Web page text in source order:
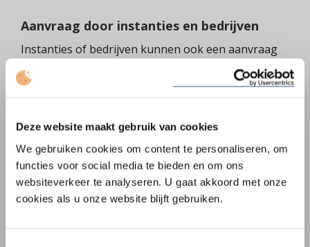
Deze website maakt gebruik van cookies
We gebruiken cookies om content te personaliseren, om
functies voor social media te bieden en om ons
websiteverkeer te analyseren. U gaat akkoord met onze
cookies als u onze website blijft gebruiken.
Aanvraag door instanties en bedrijven
Instanties of bedrijven kunnen ook een aanvraag
doen:
Vul het formulier helemaal in.
Stuur het formulier naar het adres op het
formulier of per e-mail naarctr@knb.nl.
Vergeet niet om de bijlage mee te sturen.